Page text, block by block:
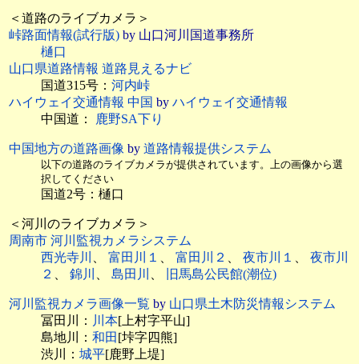
＜道路のライブカメラ＞
峠路面情報(試行版) by 山口河川国道事務所
樋口
山口県道路情報 道路見えるナビ
国道315号： 河内峠
ハイウェイ交通情報 中国 by ハイウェイ交通情報
中国道：
鹿野SA下り
中国地方の道路画像 by 道路情報提供システム
以下の道路のライブカメラが提供されています。上の画像から選
択してください
国道2号：樋口
＜河川のライブカメラ＞
周南市 河川監視カメラシステム
西光寺川 、 富田川１ 、 富田川２ 、 夜市川１ 、 夜市川
２ 、 錦川 、 島田川 、 旧馬島公民館(潮位)
河川監視カメラ画像一覧 by 山口県土木防災情報システム
冨田川： 川本[上村字平山]
島地川： 和田 [垰字四熊]
渋川： 城平[鹿野上堤]